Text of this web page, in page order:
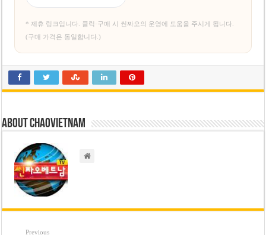
* 제휴 링크입니다. 클릭·구매 시 씬짜오의 운영에 도움을 주시게 됩니다.
(구매 가격은 동일합니다.)
About chaovietnam
Previous